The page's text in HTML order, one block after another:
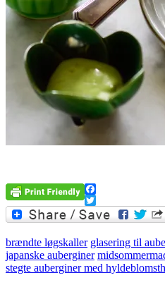
Facebook
Twitter
brændte løgskaller glasering til
japanske auberginer
stegte auberginer med